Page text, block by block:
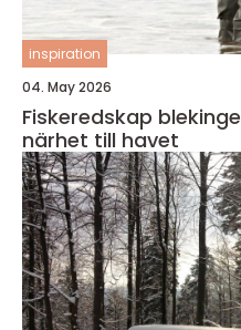
inspiration
04. May 2026
Fiskeredskap blekinge kunskap, kvalitet och
närhet till havet